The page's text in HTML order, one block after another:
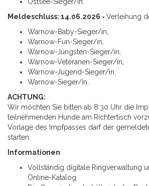
Ostsee-Sieger/in.
Meldeschluss: 14.06.2026 - Verleihung
Warnow-Baby-Sieger/in,
Warnow-Fun-Sieger/in,
Warnow-Jüngsten-Sieger/in,
Warnow-Veteranen-Sieger/in,
Warnow-Jugend-Sieger/in,
Warnow-Sieger/in.
ACHTUNG:
Wir möchten Sie bitten ab 8:30 Uhr die
teilnehmenden Hunde am Richtertisch
Vorlage des Impfpasses darf der
starten.
Informationen
Vollständig digitale Ringverwaltung
Online-Katalog